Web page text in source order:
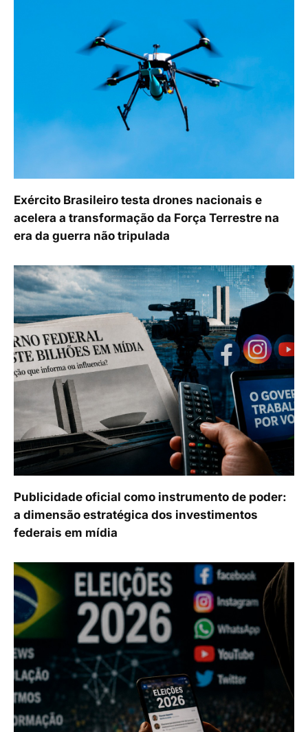
Exército Brasileiro testa drones nacionais e
acelera a transformação da Força Terrestre na
era da guerra não tripulada
Publicidade oficial como instrumento de poder:
a dimensão estratégica dos investimentos
federais em mídia